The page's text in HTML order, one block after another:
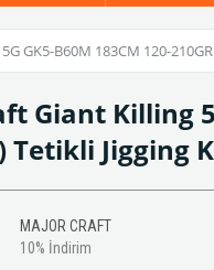
GK5-B60M 183CM 120-
Giant Killing
Tetikli Jigging
MAJOR CRAFT
%
10 İndirim